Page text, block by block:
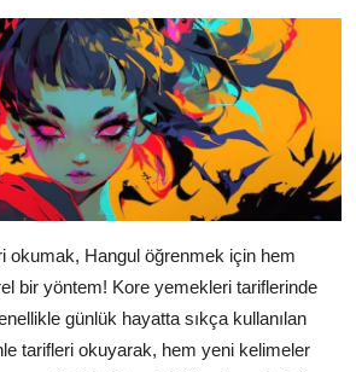
okumak, Hangul öğrenmek için hem
bir yöntem! Kore yemekleri tariflerinde
günlük hayatta sıkça kullanılan
tarifleri okuyarak, hem yeni kelimeler